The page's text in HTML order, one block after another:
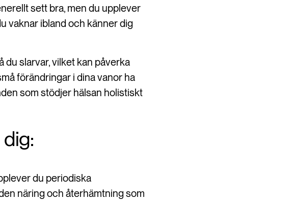
sett bra, men du upplever
vaknar ibland och känner dig
du slarvar, vilket kan påverka
förändringar i dina vanor ha
som stödjer hälsan holistiskt
du periodiska
näring och återhämtning som